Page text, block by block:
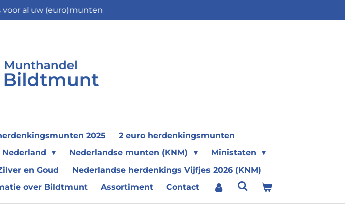
voor al uw (euro)munten
2025
2 euro herdenkingsmunten
Nederlandse munten (KNM)
Ministaten
en Goud
Nederlandse herdenkings Vijfjes 2026 (KNM)
over Bildtmunt Assortiment Contact